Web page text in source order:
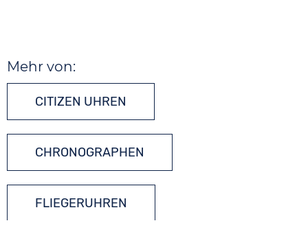
Mehr von:
CITIZEN UHREN
CHRONOGRAPHEN
FLIEGERUHREN